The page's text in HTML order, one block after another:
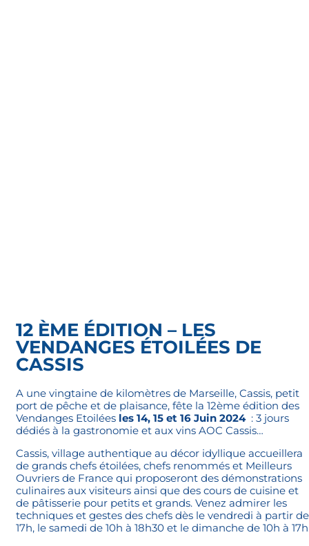
12 ÈME ÉDITION – LES
VENDANGES ÉTOILÉES DE
CASSIS
A une vingtaine de kilomètres de Marseille, Cassis, petit
port de pêche et de plaisance, fête la 12ème édition des
Vendanges Etoilées les 14, 15 et 16 Juin 2024: 3 jours
dédiés à la gastronomie et aux vins AOC Cassis…
Cassis, village authentique au décor idyllique accueillera
de grands chefs étoilées, chefs renommés et Meilleurs
Ouvriers de France qui proposeront des démonstrations
culinaires aux visiteurs ainsi que des cours de cuisine et
de pâtisserie pour petits et grands. Venez admirer les
techniques et gestes des chefs dès le vendredi à partir de
17h, le samedi de 10h à 18h30 et le dimanche de 10h à